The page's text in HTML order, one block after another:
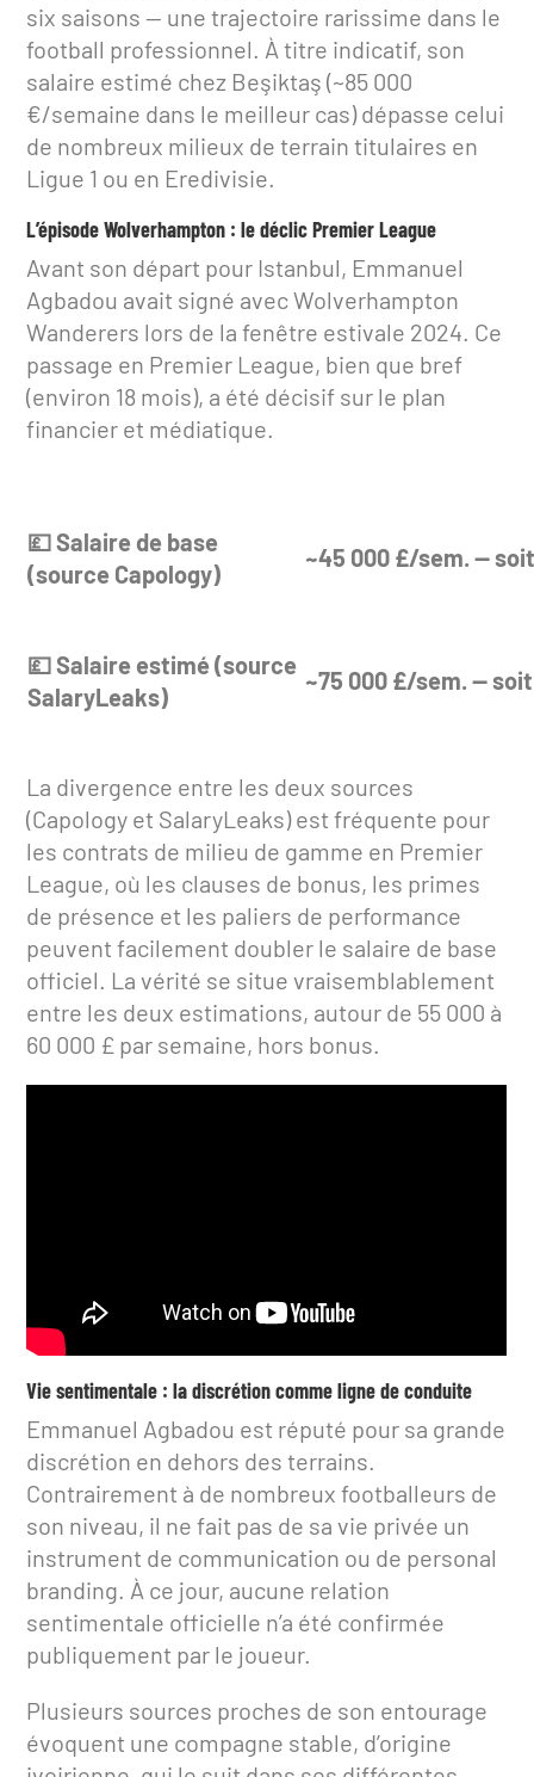
six saisons — une trajectoire rarissime dans le
football professionnel. À titre indicatif, son
salaire estimé chez Beşiktaş (~85 000
€/semaine dans le meilleur cas) dépasse celui
de nombreux milieux de terrain titulaires en
Ligue 1 ou en Eredivisie.
L’épisode Wolverhampton : le déclic Premier League
Avant son départ pour Istanbul, Emmanuel
Agbadou avait signé avec Wolverhampton
Wanderers lors de la fenêtre estivale 2024. Ce
passage en Premier League, bien que bref
(environ 18 mois), a été décisif sur le plan
financier et médiatique.
💷 Salaire de base
(source Capology)
~45 000 £/sem. —
💷 Salaire estimé (source
SalaryLeaks)
~75 000 £/sem. —
La divergence entre les deux sources
(Capology et SalaryLeaks) est fréquente pour
les contrats de milieu de gamme en Premier
League, où les clauses de bonus, les primes
de présence et les paliers de performance
peuvent facilement doubler le salaire de base
officiel. La vérité se situe vraisemblablement
entre les deux estimations, autour de 55 000 à
60 000 £ par semaine, hors bonus.
Vie sentimentale : la discrétion comme ligne de conduite
Emmanuel Agbadou est réputé pour sa grande
discrétion en dehors des terrains.
Contrairement à de nombreux footballeurs de
son niveau, il ne fait pas de sa vie privée un
instrument de communication ou de personal
branding. À ce jour, aucune relation
sentimentale officielle n’a été confirmée
publiquement par le joueur.
Plusieurs sources proches de son entourage
évoquent une compagne stable, d’origine